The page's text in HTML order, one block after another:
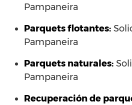
Pampaneira
Parquets flotantes:
Pampaneira
Parquets naturales:
Pampaneira
Recuperación de